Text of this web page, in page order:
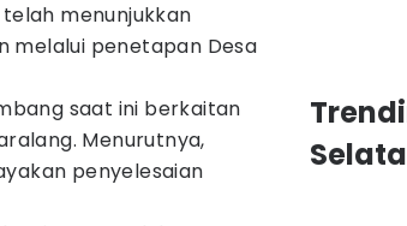
menunjukkan
melalui penetapan Desa
saat ini berkaitan
Menurutnya,
penyelesaian